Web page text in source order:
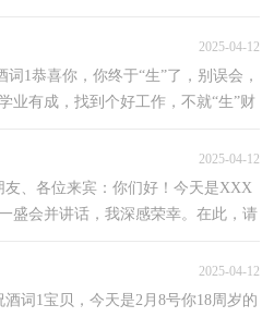
2025-04-12
1恭喜你，你终于“生”了，别误会，
业有成，找到个好工作，不就“生”财
2025-04-12
、各位来宾：你们好！今天是XXX
盛会并讲话，我深感荣幸。在此，请
2025-04-12
词1宝贝，今天是2月8号你18周岁的